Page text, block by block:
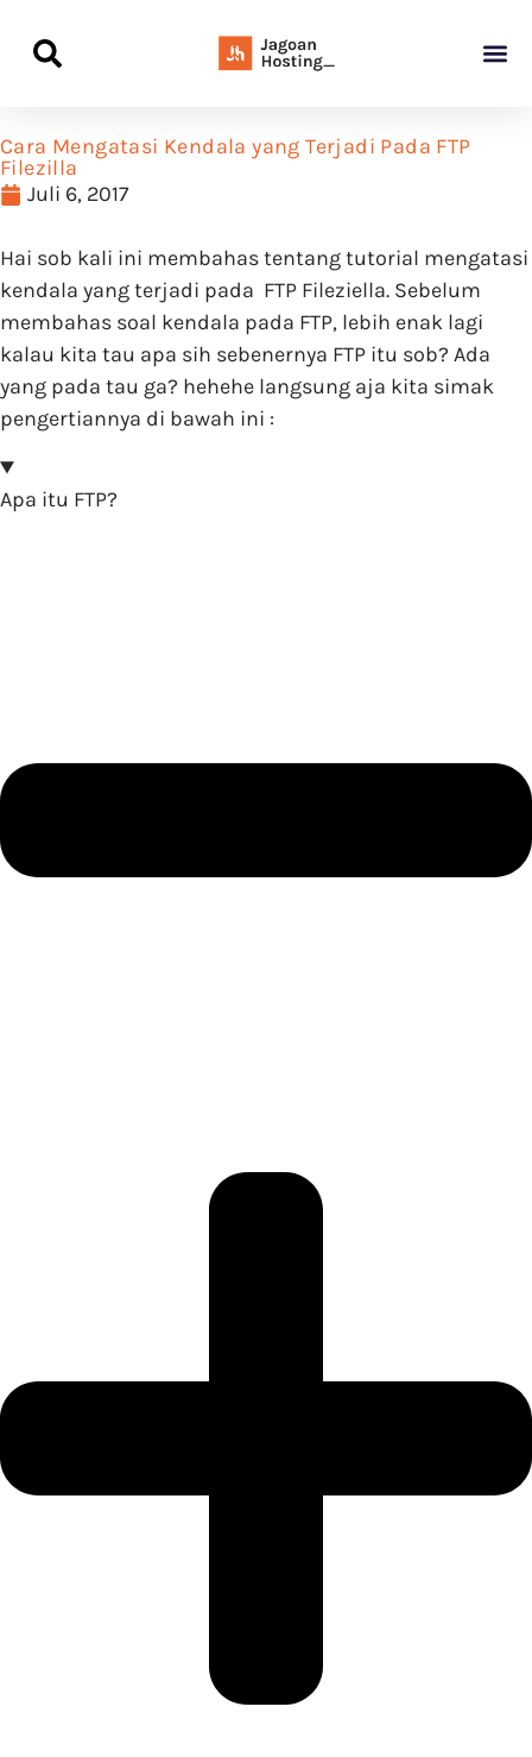
Cara Mengatasi Kendala yang Terjadi Pada FTP
Filezilla
Juli 6, 2017
Hai sob kali ini membahas tentang tutorial mengatasi
kendala yang terjadi pada FTP Fileziella. Sebelum
membahas soal kendala pada FTP, lebih enak lagi
kalau kita tau apa sih sebenernya FTP itu sob? Ada
yang pada tau ga? hehehe langsung aja kita simak
pengertiannya di bawah ini :
Apa itu FTP?